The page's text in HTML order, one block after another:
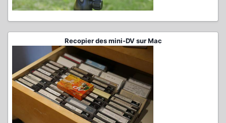
Recopier des mini-DV sur Mac